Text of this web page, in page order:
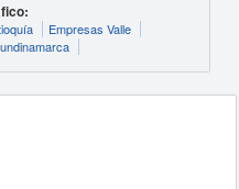
Empresas Valle